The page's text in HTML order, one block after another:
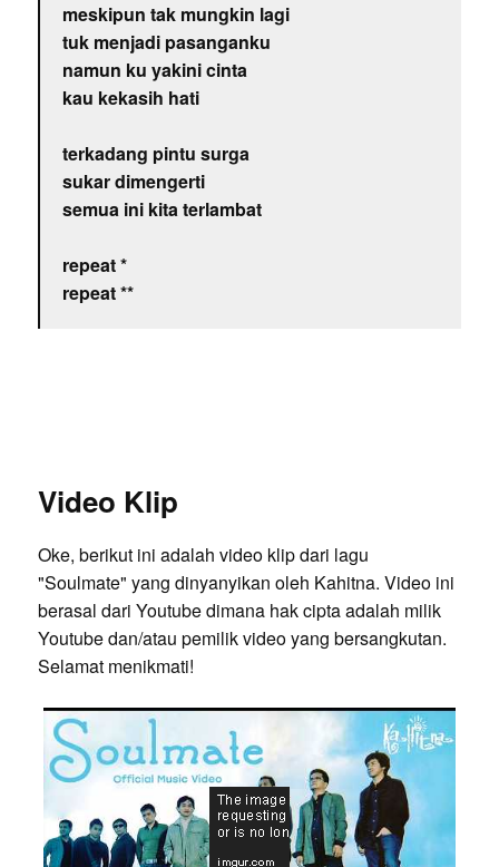
meskipun tak mungkin lagi
tuk menjadi pasanganku
namun ku yakini cinta
kau kekasih hati
terkadang pintu surga
sukar dimengerti
semua ini kita terlambat
repeat *
repeat **
Video Klip
Oke, berikut ini adalah video klip dari lagu
"Soulmate" yang dinyanyikan oleh Kahitna. Video ini
berasal dari Youtube dimana hak cipta adalah milik
Youtube dan/atau pemilik video yang bersangkutan.
Selamat menikmati!